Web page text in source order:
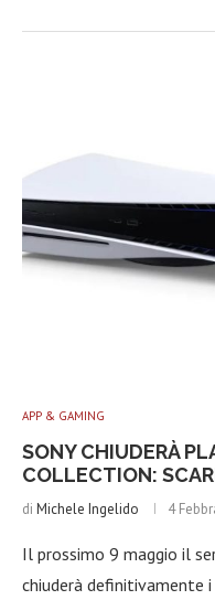
APP & GAMING
SONY CHIUDERÀ
COLLECTION:
di Michele Ingelido 4
Il prossimo 9 maggio il
chiuderà definitivamente